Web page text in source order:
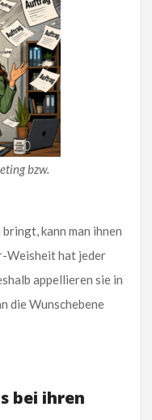
bzw.
kann man ihnen
Weisheit hat jeder
appellieren sie in
die Wunschebene
bei ihren